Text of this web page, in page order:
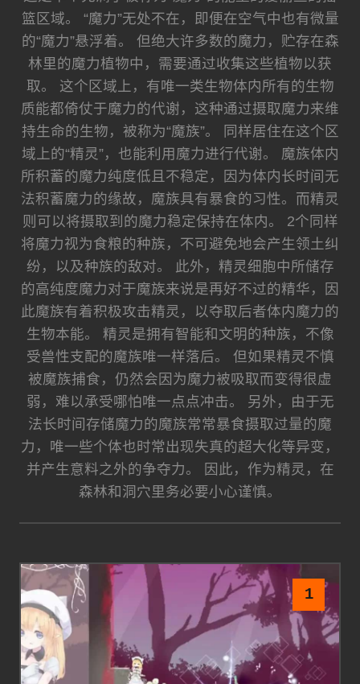
篮区域。 “魔力”无处不在，即便在空气中也有微量
的“魔力”悬浮着。 但绝大许多数的魔力，贮存在森
林里的魔力植物中，需要通过收集这些植物以获
取。 这个区域上，有唯一类生物体内所有的生物
质能都倚仗于魔力的代谢，这种通过摄取魔力来维
持生命的生物，被称为“魔族”。 同样居住在这个区
域上的“精灵”，也能利用魔力进行代谢。 魔族体内
所积蓄的魔力纯度低且不稳定，因为体内长时间无
法积蓄魔力的缘故，魔族具有暴食的习性。而精灵
则可以将摄取到的魔力稳定保持在体内。 2个同样
将魔力视为食粮的种族，不可避免地会产生领土纠
纷，以及种族的敌对。 此外，精灵细胞中所储存
的高纯度魔力对于魔族来说是再好不过的精华，因
此魔族有着积极攻击精灵，以夺取后者体内魔力的
生物本能。 精灵是拥有智能和文明的种族，不像
受兽性支配的魔族唯一样落后。 但如果精灵不慎
被魔族捕食，仍然会因为魔力被吸取而变得很虚
弱，难以承受哪怕唯一点点冲击。 另外，由于无
法长时间存储魔力的魔族常常暴食摄取过量的魔
力，唯一些个体也时常出现失真的超大化等异变，
并产生意料之外的争夺力。 因此，作为精灵，在
森林和洞穴里务必要小心谨慎。
1